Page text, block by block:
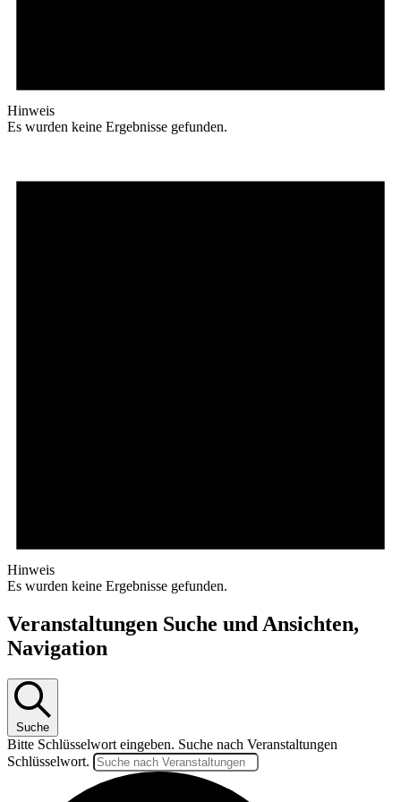
Hinweis
Es wurden keine Ergebnisse gefunden.
Hinweis
Es wurden keine Ergebnisse gefunden.
Veranstaltungen Suche und Ansichten,
Navigation
Suche
Bitte Schlüsselwort eingeben. Suche nach Veranstaltungen
Schlüsselwort.